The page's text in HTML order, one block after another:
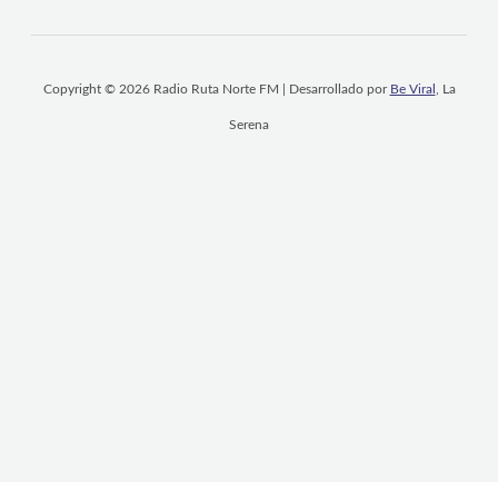
Copyright © 2026 Radio Ruta Norte FM | Desarrollado por Be Viral , La
Serena